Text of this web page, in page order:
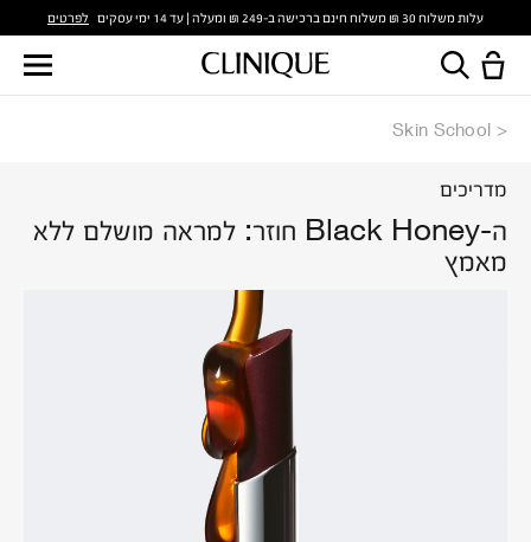
עלות משלוח 30 ₪ משלוח חינם ברכישה ב-249 ₪ ומעלה | עד 14 ימי עסקים לפרטים
Skin School
מדריכים
ה-Black Honey חוזר: למראה מושלם ללא
מאמץ